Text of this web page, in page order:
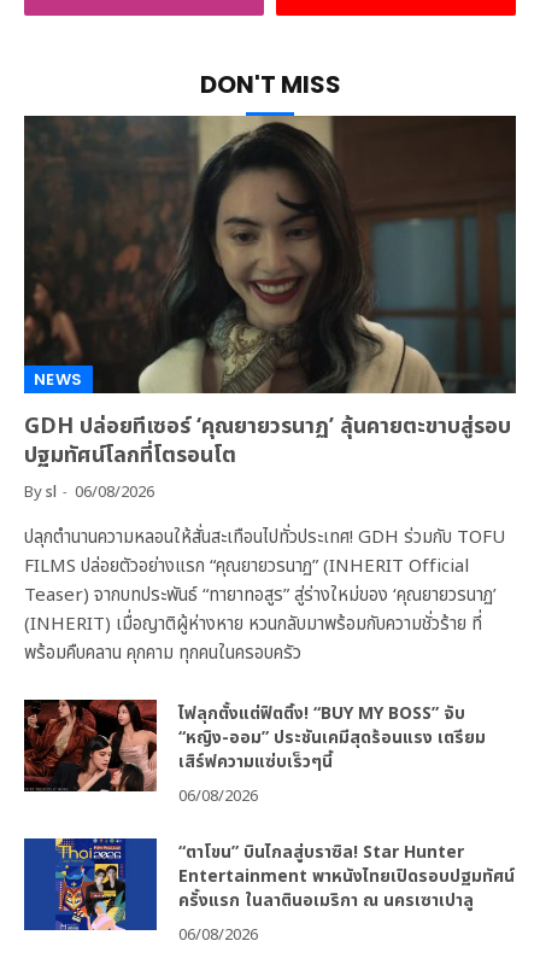
DON'T MISS
NEWS
GDH ปล่อยทีเซอร์ ‘คุณยายวรนาฏ’ ลุ้นคายตะขาบสู่รอบ
ปฐมทัศน์โลกที่โตรอนโต
Bysl 06/08/2026
ปลุกตำนานความหลอนให้สั่นสะเทือนไปทั่วประเทศ! GDH ร่วมกับ TOFU
FILMS ปล่อยตัวอย่างแรก “คุณยายวรนาฏ” (INHERIT Official
Teaser) จากบทประพันธ์ “ทายาทอสูร” สู่ร่างใหม่ของ ‘คุณยายวรนาฏ’
(INHERIT) เมื่อญาติผู้ห่างหาย หวนกลับมาพร้อมกับความชั่วร้าย ที่
พร้อมคืบคลาน คุกคาม ทุกคนในครอบครัว
ไฟลุกตั้งแต่ฟิตติ้ง! “BUY MY BOSS” จับ
“หญิง-ออม” ประชันเคมีสุดร้อนแรง เตรียม
เสิร์ฟความแซ่บเร็วๆนี้
06/08/2026
“ตาโขน” บินไกลสู่บราซิล! Star Hunter
Entertainment พาหนังไทยเปิดรอบปฐมทัศน์
ครั้งแรก ในลาตินอเมริกา ณ นครเซาเปาลู
06/08/2026